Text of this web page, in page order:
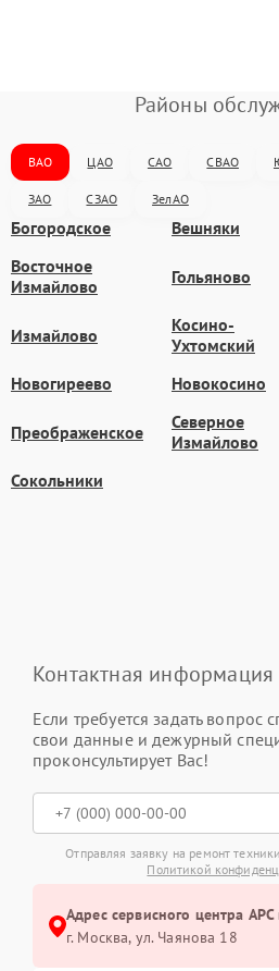
Районы
ВАО ЦАО САО СВАО
ЗАО СЗАО ЗелАО
Богородское Вешняки
Восточное
Измайлово
Гольяново
Измайлово
Косино-
Ухтомский
Новогиреево Новокосино
Преображенское
Северное
Измайлово
Сокольники
Контактная информация
Если требуется задать вопрос
свои данные и дежурный
проконсультирует Вас!
Отправляя заявку на ремонт
Политикой
Адрес сервисного центра
г. Москва, ул. Чаянова 18